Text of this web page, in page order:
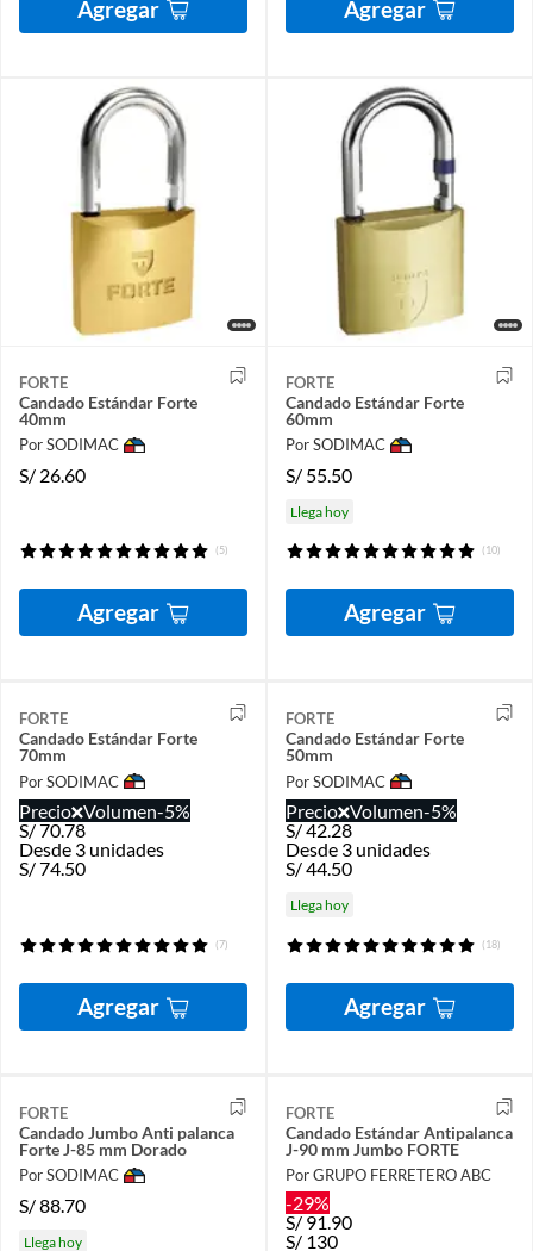
Agregar Agregar
FORTE
Candado Estándar Forte
40mm
Por SODIMAC
S/ 26.60
(5)
Agregar
FORTE
Candado Estándar Forte
60mm
Por SODIMAC
S/ 55.50
Llega hoy
(10)
Agregar
FORTE
Candado Estándar Forte
70mm
Por SODIMAC
Precio Volumen-5%
S/70.78
Desde 3 unidades
S/74.50
(7)
Agregar
FORTE
Candado Estándar Forte
50mm
Por SODIMAC
Precio Volumen-5%
S/42.28
Desde 3 unidades
S/44.50
Llega hoy
(18)
Agregar
FORTE
Candado Jumbo Anti palanca
Forte J-85 mm Dorado
Por SODIMAC
S/88.70
Llega hoy
FORTE
Candado Estándar Antipalanca
J-90 mm Jumbo FORTE
Por GRUPO FERRETERO ABC
-29%
S/ 91.90
S/ 130